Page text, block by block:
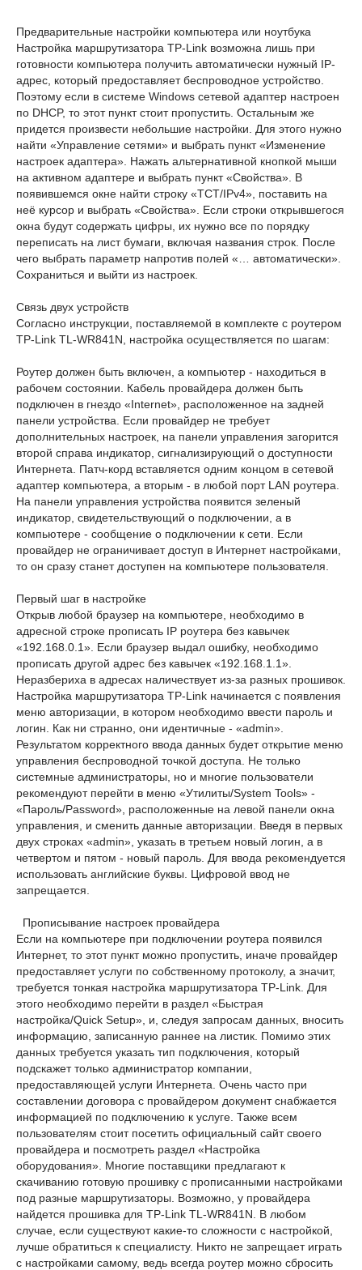
Предварительные настройки компьютера или ноутбука
Настройка маршрутизатора TP-Link возможна лишь при
готовности компьютера получить автоматически нужный IP-
адрес, который предоставляет беспроводное устройство.
Поэтому если в системе Windows сетевой адаптер настроен
по DHCP, то этот пункт стоит пропустить. Остальным же
придется произвести небольшие настройки. Для этого нужно
найти «Управление сетями» и выбрать пункт «Изменение
настроек адаптера». Нажать альтернативной кнопкой мыши
на активном адаптере и выбрать пункт «Свойства». В
появившемся окне найти строку «TCT/IPv4», поставить на
неё курсор и выбрать «Свойства». Если строки открывшегося
окна будут содержать цифры, их нужно все по порядку
переписать на лист бумаги, включая названия строк. После
чего выбрать параметр напротив полей «… автоматически».
Сохраниться и выйти из настроек.
Связь двух устройств
Согласно инструкции, поставляемой в комплекте с роутером
TP-Link TL-WR841N, настройка осуществляется по шагам:
Роутер должен быть включен, а компьютер - находиться в
рабочем состоянии. Кабель провайдера должен быть
подключен в гнездо «Internet», расположенное на задней
панели устройства. Если провайдер не требует
дополнительных настроек, на панели управления загорится
второй справа индикатор, сигнализирующий о доступности
Интернета. Патч-корд вставляется одним концом в сетевой
адаптер компьютера, а вторым - в любой порт LAN роутера.
На панели управления устройства появится зеленый
индикатор, свидетельствующий о подключении, а в
компьютере - сообщение о подключении к сети. Если
провайдер не ограничивает доступ в Интернет настройками,
то он сразу станет доступен на компьютере пользователя.
Первый шаг в настройке
Открыв любой браузер на компьютере, необходимо в
адресной строке прописать IP роутера без кавычек
«192.168.0.1». Если браузер выдал ошибку, необходимо
прописать другой адрес без кавычек «192.168.1.1».
Неразбериха в адресах наличествует из-за разных прошивок.
Настройка маршрутизатора TP-Link начинается с появления
меню авторизации, в котором необходимо ввести пароль и
логин. Как ни странно, они идентичные - «admin».
Результатом корректного ввода данных будет открытие меню
управления беспроводной точкой доступа. Не только
системные администраторы, но и многие пользователи
рекомендуют перейти в меню «Утилиты/System Tools» -
«Пароль/Password», расположенные на левой панели окна
управления, и сменить данные авторизации. Введя в первых
двух строках «admin», указать в третьем новый логин, а в
четвертом и пятом - новый пароль. Для ввода рекомендуется
использовать английские буквы. Цифровой ввод не
запрещается.
Прописывание настроек провайдера
Если на компьютере при подключении роутера появился
Интернет, то этот пункт можно пропустить, иначе провайдер
предоставляет услуги по собственному протоколу, а значит,
требуется тонкая настройка маршрутизатора TP-Link. Для
этого необходимо перейти в раздел «Быстрая
настройка/Quick Setup», и, следуя запросам данных, вносить
информацию, записанную раннее на листик. Помимо этих
данных требуется указать тип подключения, который
подскажет только администратор компании,
предоставляющей услуги Интернета. Очень часто при
составлении договора с провайдером документ снабжается
информацией по подключению к услуге. Также всем
пользователям стоит посетить официальный сайт своего
провайдера и посмотреть раздел «Настройка
оборудования». Многие поставщики предлагают к
скачиванию готовую прошивку с прописанными настройками
под разные маршрутизаторы. Возможно, у провайдера
найдется прошивка для TP-Link TL-WR841N. В любом
случае, если существуют какие-то сложности с настройкой,
лучше обратиться к специалисту. Никто не запрещает играть
с настройками самому, ведь всегда роутер можно сбросить